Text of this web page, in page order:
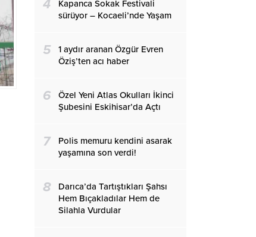
4
Kapanca Sokak Festivali
sürüyor – Kocaeli’nde Yaşam
5
1 aydır aranan Özgür Evren
Öziş’ten acı haber
6
Özel Yeni Atlas Okulları İkinci
Şubesini Eskihisar’da Açtı
7
Polis memuru kendini asarak
yaşamına son verdi!
8
Darıca’da Tartıştıkları Şahsı
Hem Bıçakladılar Hem de
Silahla Vurdular